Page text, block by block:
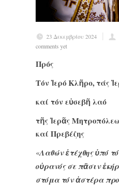
23 Δεκεμβρίου 2024
comments yet
Πρός
Τόν Ἱερό Κλῆρο, τάς
καί τόν εὐσεβῆ λαό
τῆς Ἱερᾶς
καί Πρεβέζης
«Λαθών ἐτέχθης ὑπό
οὐρανός σε πᾶσιν
στόμα τόν ἀστέρα